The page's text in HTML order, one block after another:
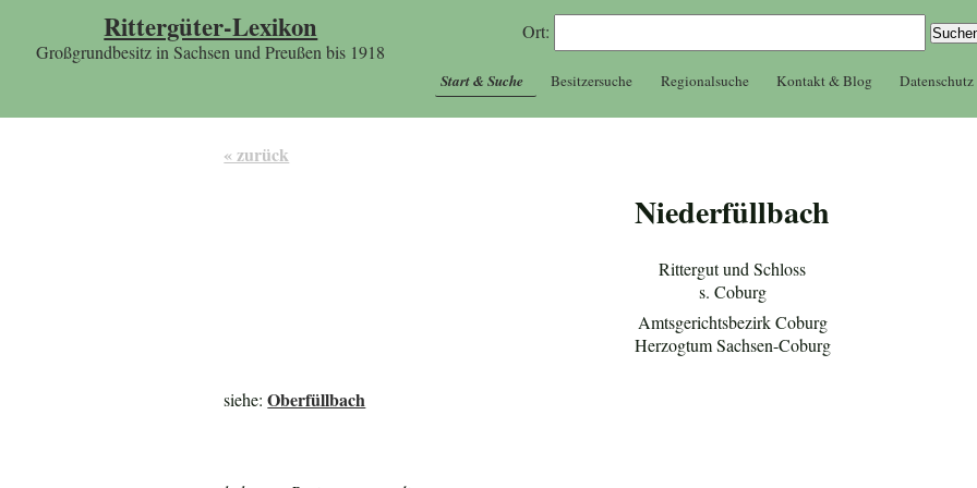
Rittergüter-Lexikon
Großgrundbesitz in Sachsen und Preußen bis 1918
Ort:
Start & Suche Besitzersuche Regionalsuche Kontakt & Blog Datenschutz
« zurück
Niederfüllbach
Rittergut und Schloss
s. Coburg
Amtsgerichtsbezirk Coburg
Herzogtum Sachsen-Coburg
siehe:Oberfüllbach